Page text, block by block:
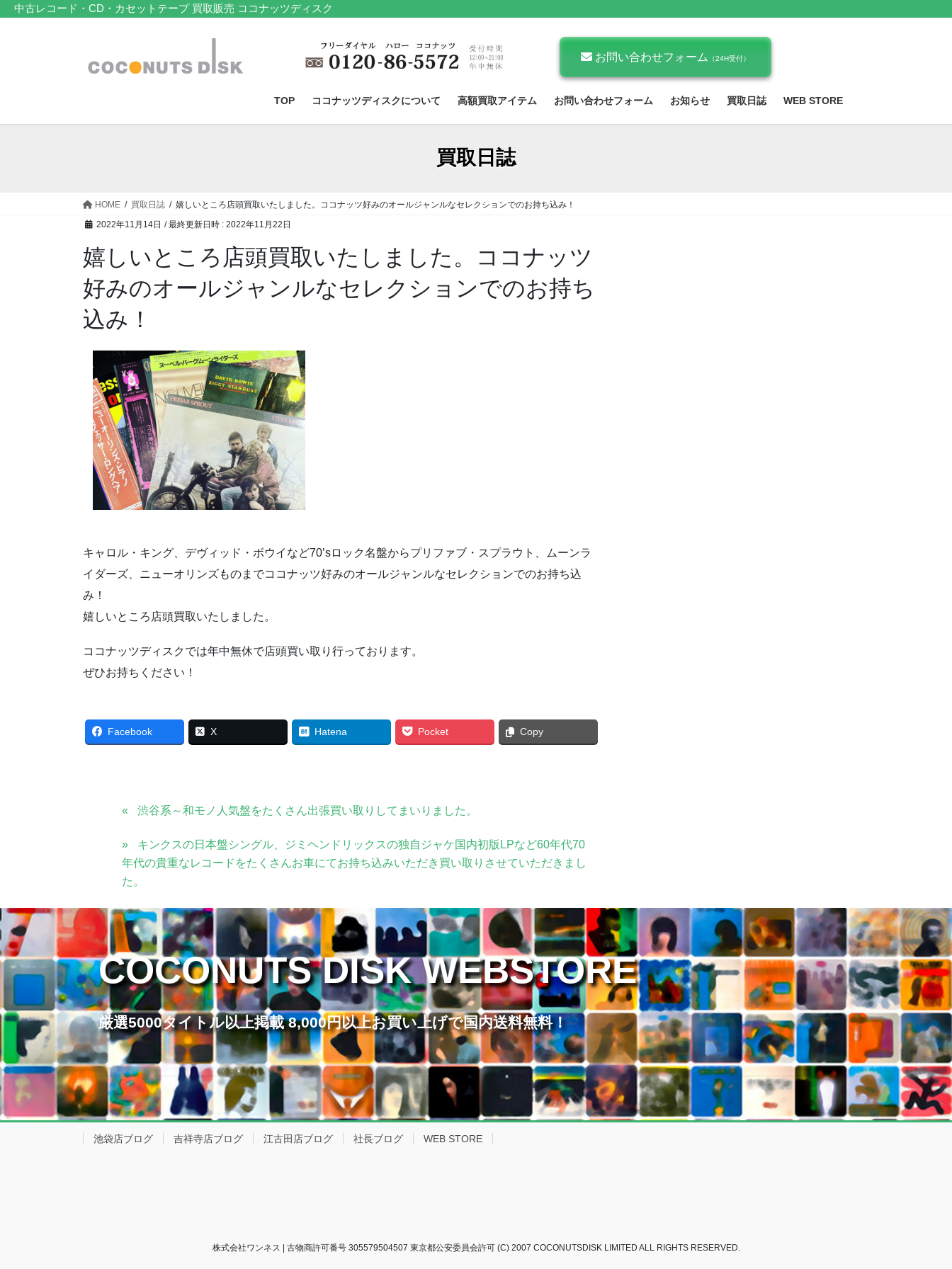
キ
に
中古レコード・CD・カセットテープ 買取販売 ココナッツディスク
お問い合わせフォーム （24H受付）
TOP ココナッツディスクについて 高額買取アイテム お問い合わせフォーム お知らせ 買取日誌 WEB STORE
買取日誌
HOME 買取日誌
嬉しいところ店頭買取いたしました。ココナッツ好みのオールジャンルなセレクションでのお持ち込み！
2022年11月14日 / 最終更新日時 : 2022年11月22日
嬉しいところ店頭買取いたしました。ココナッツ
好みのオールジャンルなセレクションでのお持ち
込み！
キャロル・キング、デヴィッド・ボウイなど70’sロック名盤からプリファブ・スプラウト、ムーンラ
イダーズ、ニューオリンズものまでココナッツ好みのオールジャンルなセレクションでのお持ち込
み！
嬉しいところ店頭買取いたしました。
ココナッツディスクでは年中無休で店頭買い取り行っております。
ぜひお持ちください！
Facebook X Hatena Pocket Copy
渋谷系～和モノ人気盤をたくさん出張買い取りしてまいりました。
キンクスの日本盤シングル、ジミヘンドリックスの独自ジャケ国内初版LPなど60年代70
年代の貴重なレコードをたくさんお車にてお持ち込みいただき買い取りさせていただきまし
た。
COCONUTS DISK WEBSTORE
厳選5000タイトル以上掲載 8,000円以上お買い上げで国内送料無料！
池袋店ブログ 吉祥寺店ブログ 江古田店ブログ 社長ブログ WEB STORE
株式会社ワンネス | 古物商許可番号 305579504507 東京都公安委員会許可 (C) 2007 COCONUTSDISK LIMITED ALL RIGHTS RESERVED.